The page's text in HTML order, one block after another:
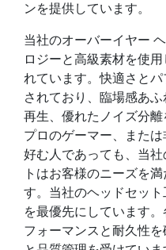
ンを提供しています。
当社のオーバーイヤー
ロジーと高級素材を使
れています。快適さと
されており、臨場感あ
再生、優れたノイズ分離
プロのゲーマー、また
好む人であっても、当
トはお客様のニーズを
す。当社のヘッドセッ
を最優先にしています
フォーマンスと耐久性